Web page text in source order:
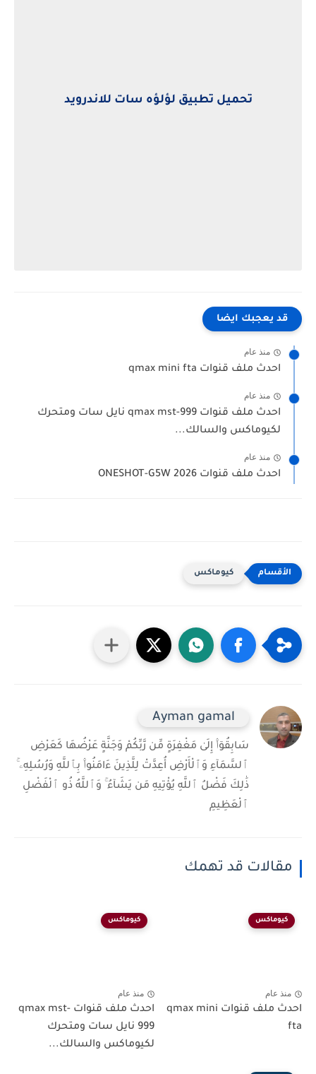
تحميل تطبيق لؤلؤه سات للاندرويد
قد يعجبك ايضا
منذ عام
احدث ملف قنوات qmax mini fta
منذ عام
احدث ملف قنوات qmax mst-999 نايل سات ومتحرك
لكيوماكس والسالك...
منذ عام
احدث ملف قنوات ONESHOT-G5W 2026
كيوماكس
Ayman gamal
سَابِقُوٓا۟ إِلَىٰ مَغْفِرَةٍ مِّن رَّبِّكُمْ وَجَنَّةٍ عَرْضُهَا كَعَرْضِ
ٱلسَّمَآءِ وَٱلْأَرْضِ أُعِدَّتْ لِلَّذِينَ ءَامَنُوا۟ بِٱللَّهِ وَرُسُلِهِۦ ۚ
ذَٰلِكَ فَضْلُ ٱللَّهِ يُؤْتِيهِ مَن يَشَآءُ ۚ وَٱللَّهُ ذُو ٱلْفَضْلِ
ٱلْعَظِيمِ
مقالات قد تهمك
كيوماكس
منذ عام
احدث ملف قنوات qmax mini
fta
كيوماكس
منذ عام
احدث ملف قنوات qmax mst-
999 نايل سات ومتحرك
لكيوماكس والسالك...